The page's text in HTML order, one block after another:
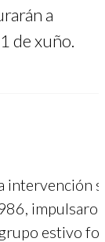
a
de xuño.
estivo